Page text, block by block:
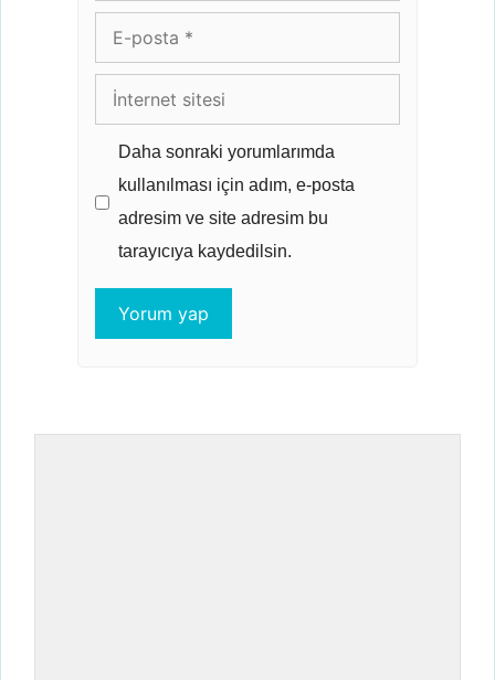
posta
İnternet
sitesi
Daha sonraki yorumlarımda
kullanılması için adım, e-posta
adresim ve site adresim bu
tarayıcıya kaydedilsin.